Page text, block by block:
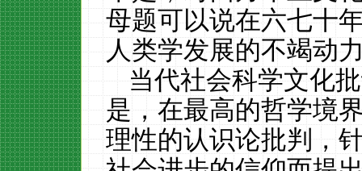
母题可以说在六七十
人类学发展的不竭动
当代社会科学文化
是，在最高的哲学境
理性的认识论批判，